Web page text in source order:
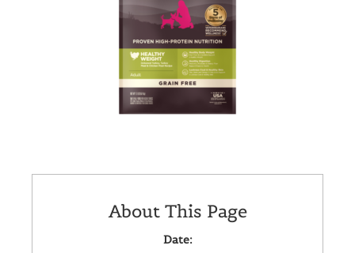
About This Page
Date: